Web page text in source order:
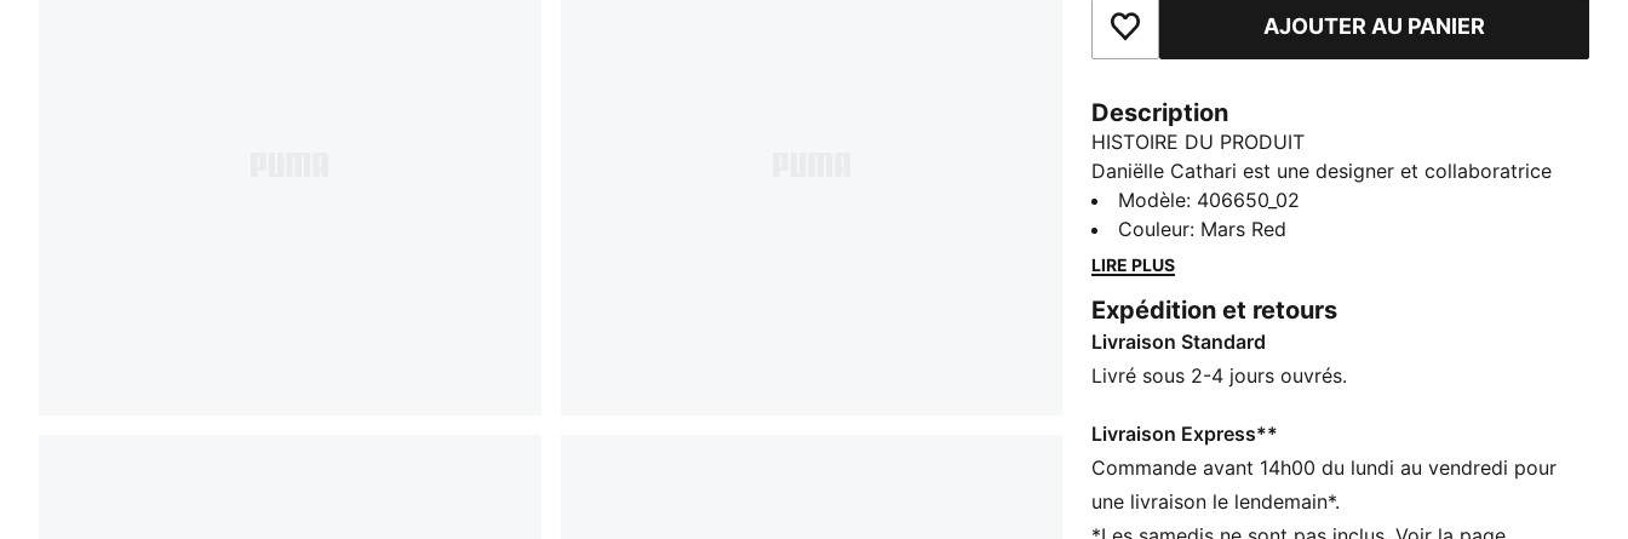
Ajouter aux favorisAJOUTER AU PANIER
Description
HISTOIRE DU PRODUIT
Daniëlle Cathari est une designer et collaboratrice
basée à Amsterdam. Sa mission ? Déconstruire la
mode de A à Z. Elle adore colorier en dehors des
lignes du "fashion system" et tordre les règles (même
travail joue sur le concept des "contrastes
complémentaires" : elle détourne les classiques avec
un brin de subversion pour leur donner une touche de
connais déjà, mais elle le rend dix fois plus stylé et
inattendu.
DÉTAILS
Modèle: 406650_02
Couleur: Mars Red
LIRE PLUS
Expédition et retours
Livraison Standard
Livré sous 2-4 jours ouvrés.
Livraison Express**
Commande avant 14h00 du lundi au vendredi pour
une livraison le lendemain*.